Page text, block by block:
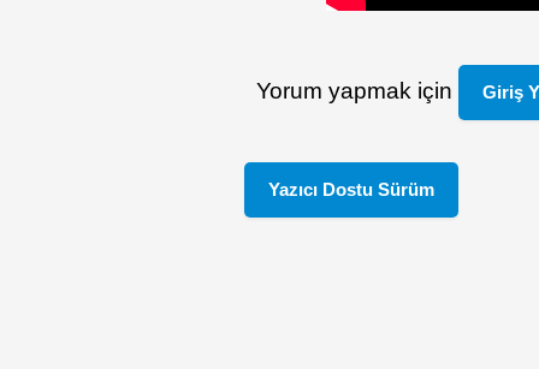
Yorum yapmak için Giriş
Yazıcı Dostu Sürüm